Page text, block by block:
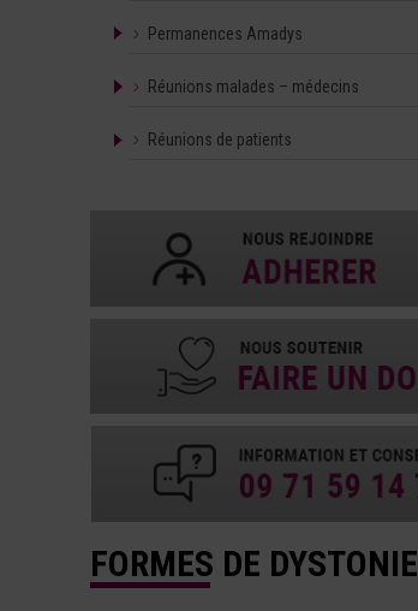
Permanences Amadys
Réunions malades – médecins
Réunions de patients
FORMES DE DYSTONIE